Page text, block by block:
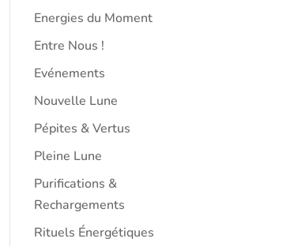
Energies du Moment
Entre Nous !
Evénements
Nouvelle Lune
Pépites & Vertus
Pleine Lune
Purifications &
Rechargements
Rituels Énergétiques